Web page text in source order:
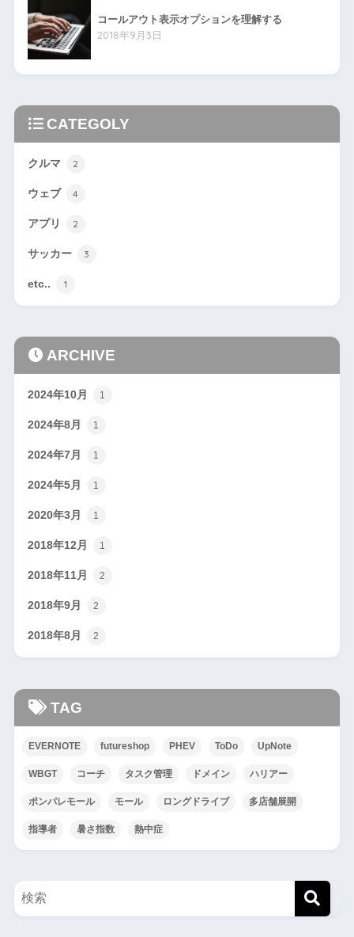
コールアウト表示オプションを理解する
2018年9月3日
CATEGOLY
クルマ 2
ウェブ 4
アプリ 2
サッカー 3
etc.. 1
ARCHIVE
2024年10月 1
2024年8月 1
2024年7月 1
2024年5月 1
2020年3月 1
2018年12月 1
2018年11月 2
2018年9月 2
2018年8月 2
TAG
EVERNOTE futureshop PHEV ToDo UpNote
WBGT コーチ タスク管理 ドメイン ハリアー
ポンパレモール モール ロングドライブ 多店舗展開
指導者 暑さ指数 熱中症